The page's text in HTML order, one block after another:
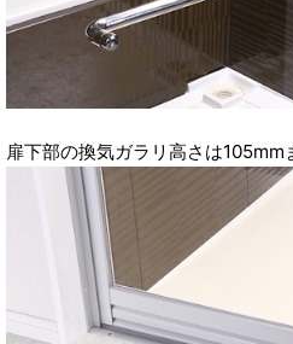
扉下部の換気ガラリ高さは105mm